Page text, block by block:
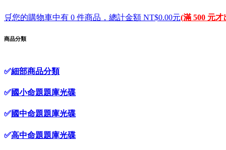
🛒您的購物車中有 0 件商品，總計金額 NT$0.00元(滿 500 元才
商品分類
✅細部商品分類
✅國小命題題庫光碟
✅國中命題題庫光碟
✅高中命題題庫光碟